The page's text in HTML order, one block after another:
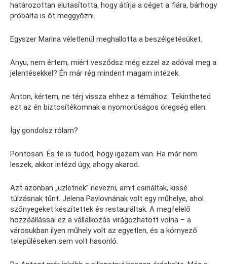
határozottan elutasította, hogy átírja a céget a fiára, bárhogy
próbálta is őt meggyőzni.
Egyszer Marina véletlenül meghallotta a beszélgetésüket.
Anyu, nem értem, miért vesződsz még ezzel az adóval meg a
jelentésekkel? Én már rég mindent magam intézek.
Anton, kértem, ne térj vissza ehhez a témához. Tekintheted
ezt az én biztosítékomnak a nyomorúságos öregség ellen.
Így gondolsz rólam?
Pontosan. És te is tudod, hogy igazam van. Ha már nem
leszek, akkor intézd úgy, ahogy akarod.
Azt azonban „üzletnek” nevezni, amit csináltak, kissé
túlzásnak tűnt. Jelena Pavlovnának volt egy műhelye, ahol
szőnyegeket készítettek és restauráltak. A megfelelő
hozzáállással ez a vállalkozás virágozhatott volna – a
városukban ilyen műhely volt az egyetlen, és a környező
településeken sem volt hasonló.